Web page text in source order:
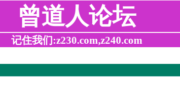
曾道人论坛
记住我们:z230.com,z240.com